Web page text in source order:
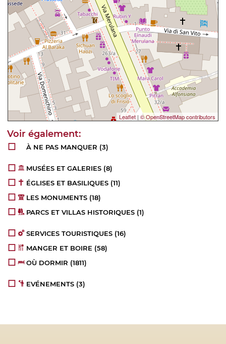
Leaflet | © OpenStreetMap contributors
À NE PAS MANQUER (3)
MUSÉES ET GALERIES (8)
ÉGLISES ET BASILIQUES (11)
LES MONUMENTS (18)
PARCS ET VILLAS HISTORIQUES (1)
SERVICES TOURISTIQUES (16)
MANGER ET BOIRE (58)
OÙ DORMIR (1811)
EVÉNEMENTS (3)